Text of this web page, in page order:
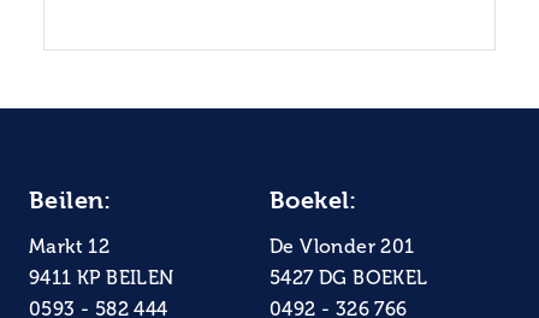
Beilen:
Markt 12
9411 KP BEILEN
0593 - 582 444
Boekel:
De Vlonder 201
5427 DG BOEKEL
0492 - 326 766